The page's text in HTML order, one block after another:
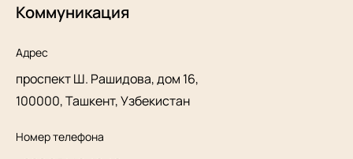
Коммуникация
Адрес
проспект Ш. Рашидова, дом 16,
100000, Ташкент, Узбекистан
Номер телефона